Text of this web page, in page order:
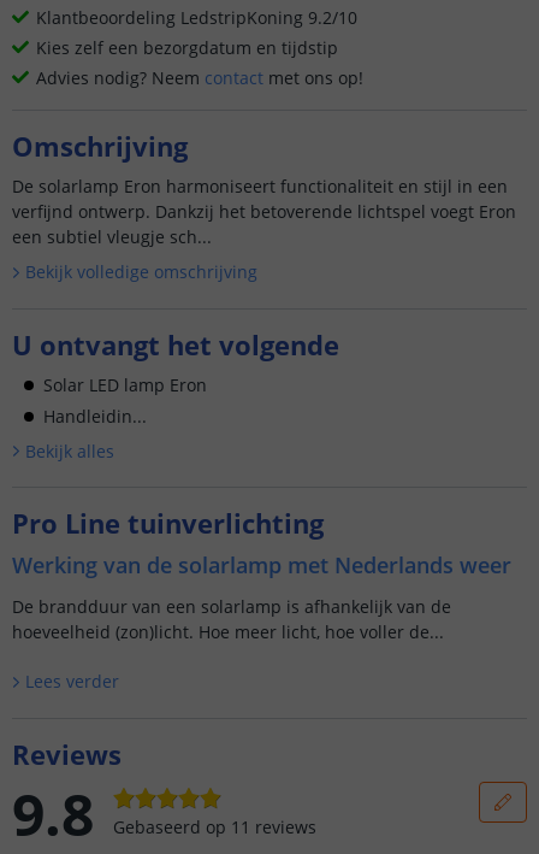
Klantbeoordeling LedstripKoning 9.2/10
Kies zelf een bezorgdatum en tijdstip
Advies nodig? Neem contact met ons op!
Omschrijving
De solarlamp Eron harmoniseert functionaliteit en stijl in een
verfijnd ontwerp. Dankzij het betoverende lichtspel voegt Eron
een subtiel vleugje sch...
Bekijk volledige omschrijving
U ontvangt het volgende
Solar LED lamp Eron
Handleidin...
Bekijk alles
Pro Line tuinverlichting
Werking van de solarlamp met Nederlands weer
De brandduur van een solarlamp is afhankelijk van de
hoeveelheid (zon)licht. Hoe meer licht, hoe voller de...
Lees verder
Reviews
9.8 Gebaseerd op 11 reviews